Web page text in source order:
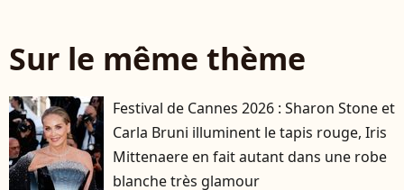
Sur le même thème
Festival de Cannes 2026 : Sharon Stone et
Carla Bruni illuminent le tapis rouge, Iris
Mittenaere en fait autant dans une robe
blanche très glamour